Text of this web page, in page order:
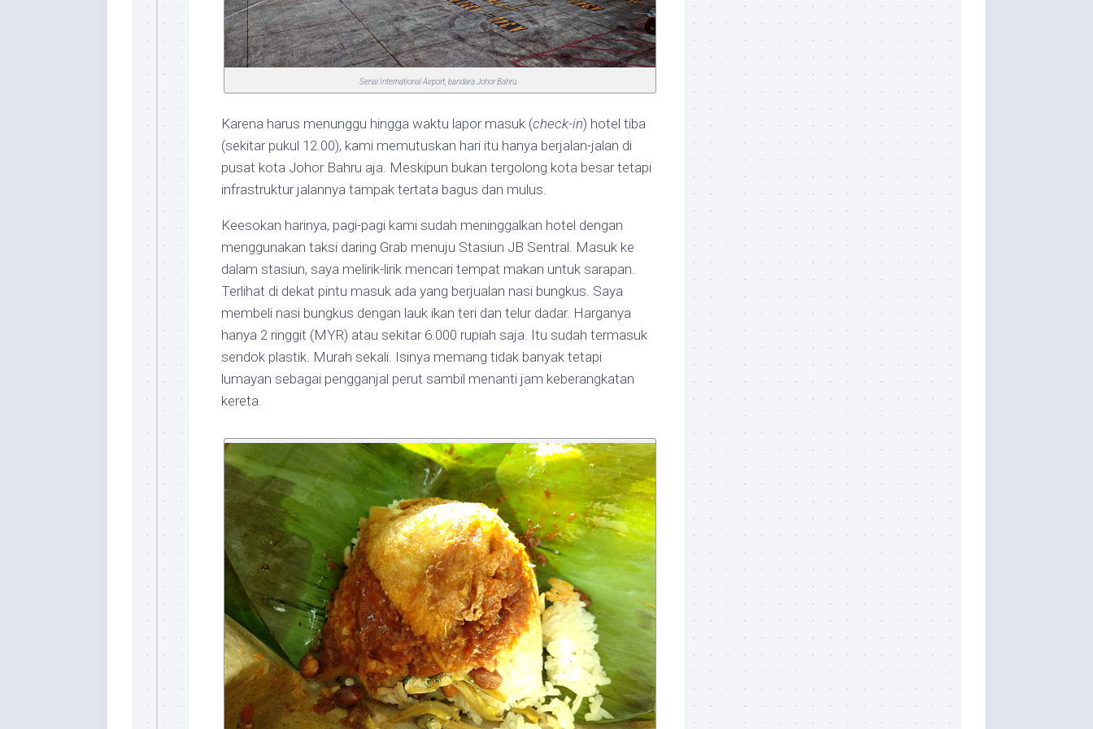
Senai International Airport, bandara Johor Bahru.
Karena harus menunggu hingga waktu lapor masuk (check-in) hotel tiba
(sekitar pukul 12.00), kami memutuskan hari itu hanya berjalan-jalan di
pusat kota Johor Bahru aja. Meskipun bukan tergolong kota besar tetapi
infrastruktur jalannya tampak tertata bagus dan mulus.
Keesokan harinya, pagi-pagi kami sudah meninggalkan hotel dengan
menggunakan taksi daring Grab menuju Stasiun JB Sentral. Masuk ke
dalam stasiun, saya melirik-lirik mencari tempat makan untuk sarapan.
Terlihat di dekat pintu masuk ada yang berjualan nasi bungkus. Saya
membeli nasi bungkus dengan lauk ikan teri dan telur dadar. Harganya
hanya 2 ringgit (MYR) atau sekitar 6.000 rupiah saja. Itu sudah termasuk
sendok plastik. Murah sekali. Isinya memang tidak banyak tetapi
lumayan sebagai pengganjal perut sambil menanti jam keberangkatan
kereta.